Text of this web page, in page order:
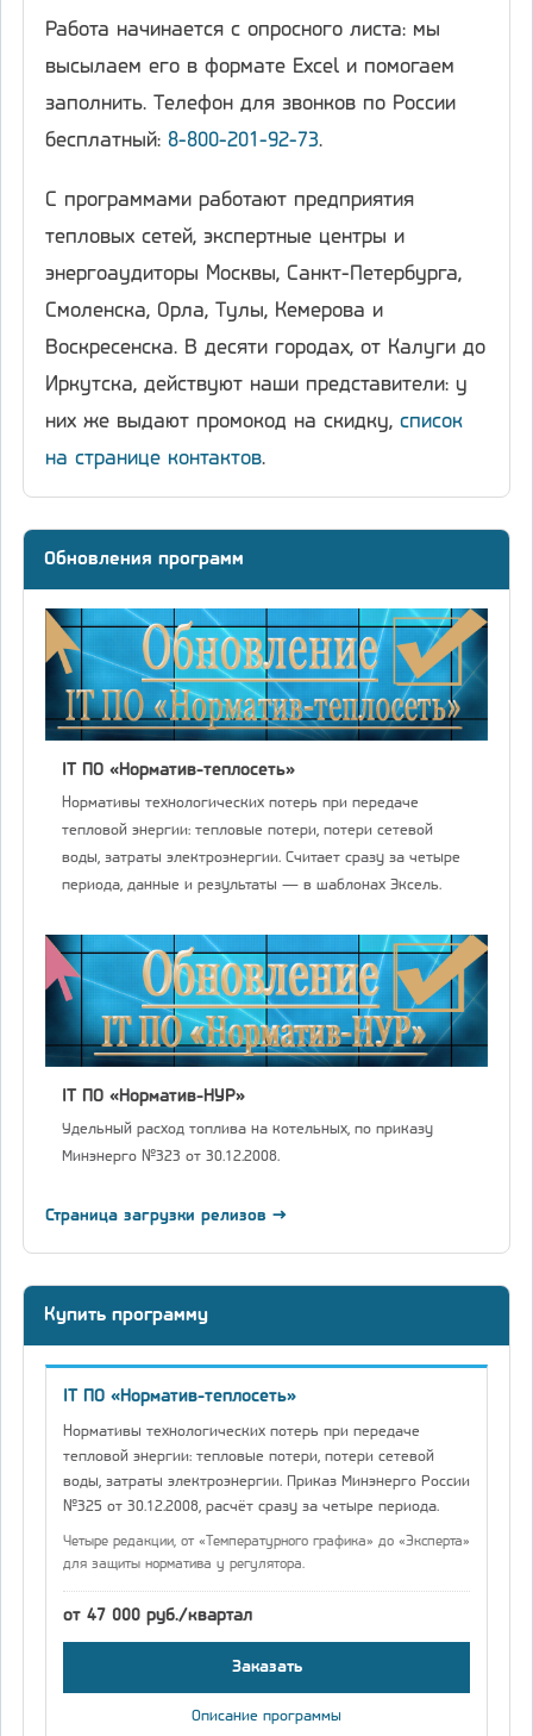
Работа начинается с опросного листа: мы
высылаем его в формате Excel и помогаем
заполнить. Телефон для звонков по России
бесплатный: 8-800-201-92-73.
С программами работают предприятия
тепловых сетей, экспертные центры и
энергоаудиторы Москвы, Санкт-Петербурга,
Смоленска, Орла, Тулы, Кемерова и
Воскресенска. В десяти городах, от Калуги до
Иркутска, действуют наши представители: у
них же выдают промокод на скидку, список
на странице контактов.
Обновления программ
IT ПО «Норматив-теплосеть»
Нормативы технологических потерь при передаче
тепловой энергии: тепловые потери, потери сетевой
воды, затраты электроэнергии. Считает сразу за четыре
периода, данные и результаты — в шаблонах Эксель.
IT ПО «Норматив-НУР»
Удельный расход топлива на котельных, по приказу
Минэнерго №323 от 30.12.2008.
Страница загрузки релизов →
Купить программу
IT ПО «Норматив-теплосеть»
Нормативы технологических потерь при передаче
тепловой энергии: тепловые потери, потери сетевой
воды, затраты электроэнергии. Приказ Минэнерго России
№325 от 30.12.2008, расчёт сразу за четыре периода.
Четыре редакции, от «Температурного графика» до «Эксперта»
для защиты норматива у регулятора.
от 47 000 руб./квартал
Заказать
Описание программы